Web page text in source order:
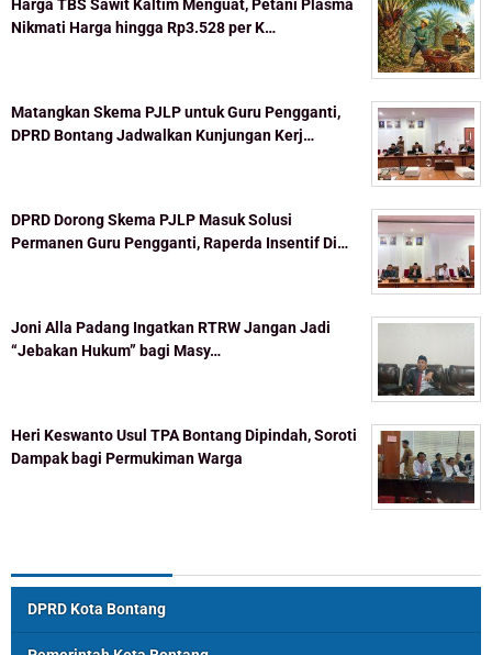
Harga TBS Sawit Kaltim Menguat, Petani Plasma
Nikmati Harga hingga Rp3.528 per K…
Matangkan Skema PJLP untuk Guru Pengganti,
DPRD Bontang Jadwalkan Kunjungan Kerj…
DPRD Dorong Skema PJLP Masuk Solusi
Permanen Guru Pengganti, Raperda Insentif Di…
Joni Alla Padang Ingatkan RTRW Jangan Jadi
“Jebakan Hukum” bagi Masy…
Heri Keswanto Usul TPA Bontang Dipindah, Soroti
Dampak bagi Permukiman Warga
DPRD Kota Bontang